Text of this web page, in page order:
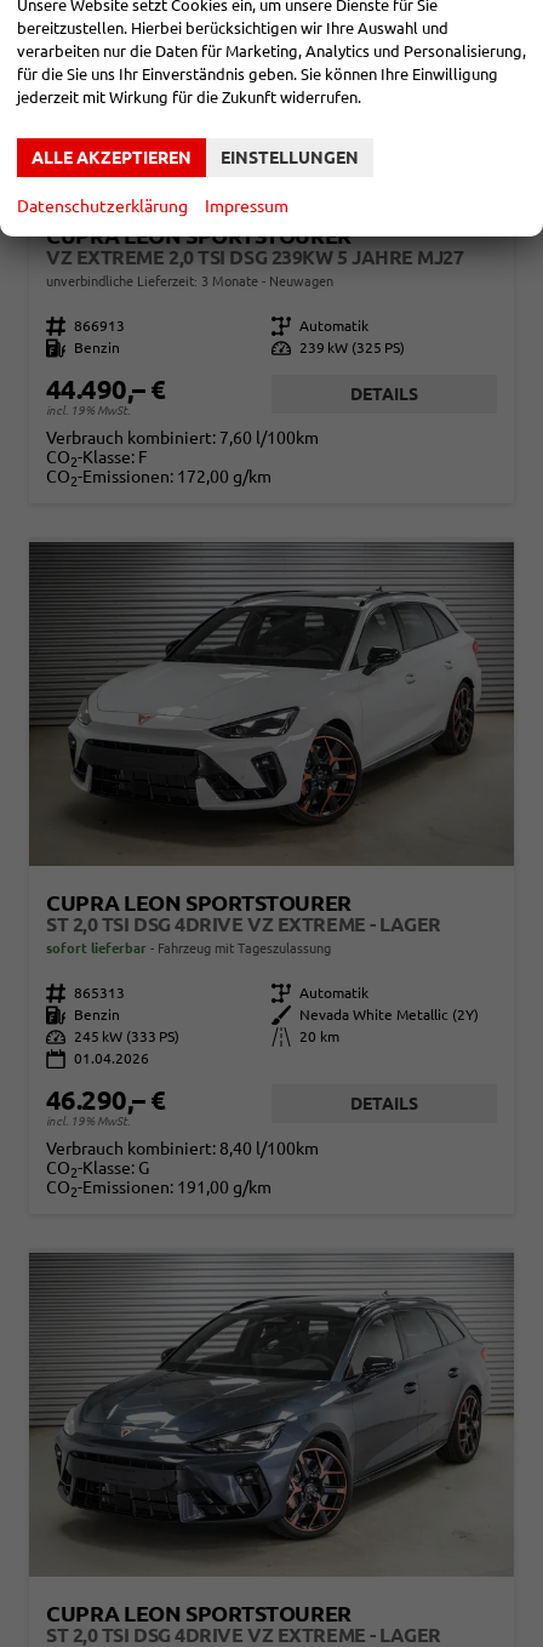
CUPRA LEON SPORTSTOURER
VZ EXTREME 2,0 TSI DSG 239KW 5 JAHRE MJ27
unverbindliche Lieferzeit: 3 Monate Neuwagen
Fahrzeugnr. 866913 Getriebe Automatik
Kraftstoff
Benzin Leistung 239 kW (325 PS)
44.490,– €
incl. 19% MwSt.
DETAILS
Verbrauch kombiniert: 7,60 l/100km
CO2-Klasse: F
CO2-Emissionen: 172,00 g/km
CUPRA LEON SPORTSTOURER
ST 2,0 TSI DSG 4DRIVE VZ EXTREME - LAGER
sofort lieferbar Fahrzeug mit Tageszulassung
Fahrzeugnr. 865313 Getriebe Automatik
Kraftstoff
Benzin Außenfarbe
Nevada White Metallic (2Y)
Leistung
245 kW (333 PS) Kilometerstand
20 km
01.04.2026
46.290,– €
incl. 19% MwSt.
DETAILS
Verbrauch kombiniert: 8,40 l/100km
CO2-Klasse: G
CO2-Emissionen: 191,00 g/km
CUPRA LEON SPORTSTOURER
ST 2,0 TSI DSG 4DRIVE VZ EXTREME - LAGER
Unsere Website setzt Cookies ein, um unsere Dienste für Sie
bereitzustellen. Hierbei berücksichtigen wir Ihre Auswahl und
verarbeiten nur die Daten für Marketing, Analytics und Personalisierung,
für die Sie uns Ihr Einverständnis geben. Sie können Ihre Einwilligung
jederzeit mit Wirkung für die Zukunft widerrufen.
ALLE AKZEPTIEREN EINSTELLUNGEN
Datenschutzerklärung Impressum